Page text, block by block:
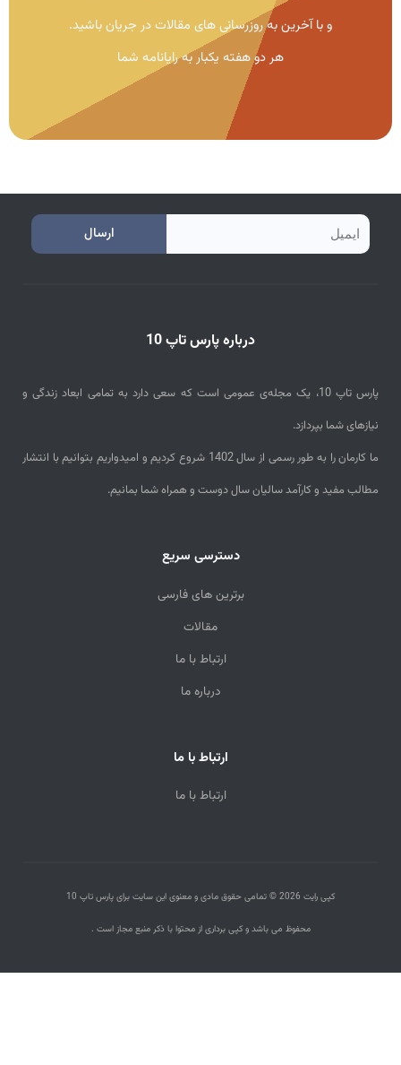
و با آخرین به روزرسانی های مقالات در جریان باشید.
هر دو هفته یکبار به رایانامه شما
e
ارسال
درباره پارس تاپ 10
پارس تاپ 10، یک مجله‌ی عمومی است که سعی دارد به تمامی ابعاد زندگی و
نیازهای شما بپردازد.
ما کارمان را به طور رسمی از سال 1402 شروع کردیم و امیدواریم بتوانیم با انتشار
مطالب مفید و کارآمد سالیان سال دوست و همراه شما بمانیم.
دسترسی سریع
برترین های فارسی
مقالات
ارتباط با ما
درباره ما
ارتباط با ما
ارتباط با ما
کپی رایت 2026 © تمامی حقوق مادی و معنوی این سایت برای پارس تاپ 10
محفوظ می باشد و کپی برداری از محتوا با ذکر منبع مجاز است .